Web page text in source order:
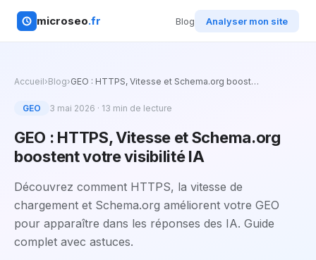
microseo.fr Blog Analyser mon site
Accueil›Blog›GEO : HTTPS, Vitesse et Schema.org boost…
GEO 3 mai 2026 · 13 min de lecture
GEO : HTTPS, Vitesse et Schema.org
boostent votre visibilité IA
Découvrez comment HTTPS, la vitesse de
chargement et Schema.org améliorent votre GEO
pour apparaître dans les réponses des IA. Guide
complet avec astuces.